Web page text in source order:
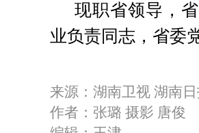
现职省领导，
业负责同志，省委
来源：湖南卫视 湖南
作者：张璐 摄影 唐俊